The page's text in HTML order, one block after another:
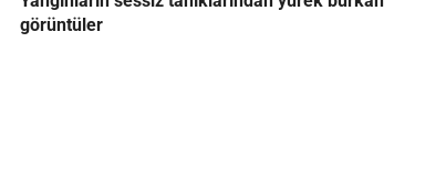
görüntüler